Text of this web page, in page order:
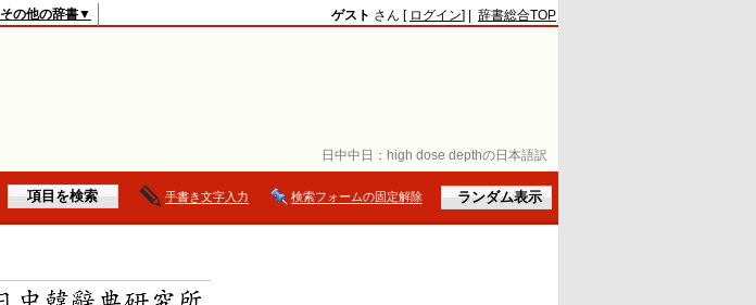
日中中日： high dose depthの日本語訳
その他の辞書▼ ゲスト さん [ ログイン] | 辞書総合TOP
手書き文字入力 検索フォームの固定解除